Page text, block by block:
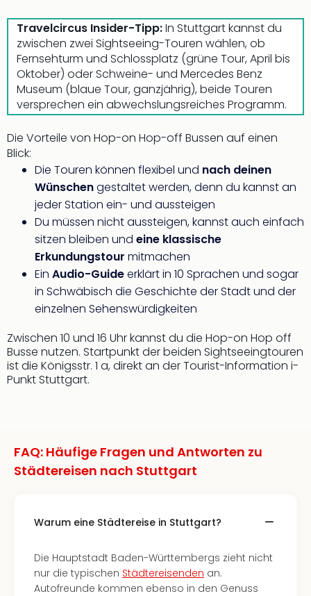
Travelcircus Insider-Tipp:In Stuttgart kannst du
zwischen zwei Sightseeing-Touren wählen, ob
Fernsehturm und Schlossplatz (grüne Tour, April bis
Oktober) oder Schweine- und Mercedes Benz
Museum (blaue Tour, ganzjährig), beide Touren
versprechen ein abwechslungsreiches Programm.
Die Vorteile von Hop-on Hop-off Bussen auf einen
Blick:
Die Touren können flexibel und nach deinen
Wünschengestaltet werden, denn du kannst an
jeder Station ein- und aussteigen
Du müssen nicht aussteigen, kannst auch einfach
sitzen bleiben und eine klassische
Erkundungstour mitmachen
Ein Audio-Guideerklärt in 10 Sprachen und sogar
in Schwäbisch die Geschichte der Stadt und der
einzelnen Sehenswürdigkeiten
Zwischen 10 und 16 Uhr kannst du die Hop-on Hop off
Busse nutzen. Startpunkt der beiden Sightseeingtouren
ist die Königsstr. 1 a, direkt an der Tourist-Information i-
Punkt Stuttgart.
FAQ: Häufige Fragen und Antworten zu
Städtereisen nach Stuttgart
Warum eine Städtereise in Stuttgart?
Die Hauptstadt Baden-Württembergs zieht nicht
nur die typischen Städtereisenden an.
Autofreunde kommen ebenso in den Genuss